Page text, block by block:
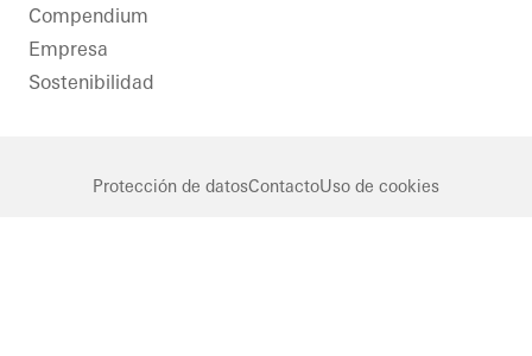
Protección
solar
Germany
famosos
Ventanas
Fachadas
United
Compendium
Empresa
Sostenibilidad
Protección de datosContactoUso de cookies